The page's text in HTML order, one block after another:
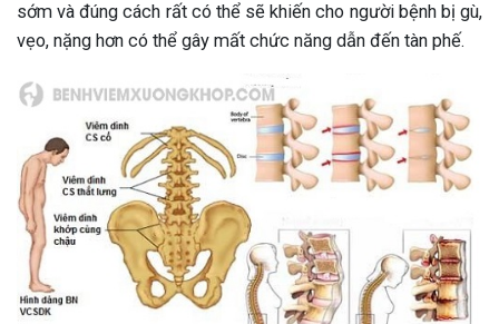
sớm và đúng cách rất có thể sẽ khiến cho người bệnh bị gù,
vẹo, nặng hơn có thể gây mất chức năng dẫn đến tàn phế.